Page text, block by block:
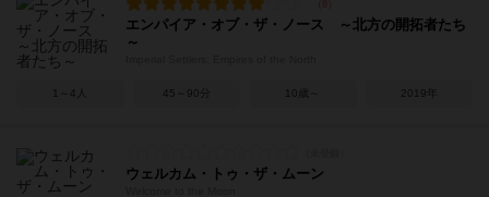
エンパイア・オブ・ザ・ノース ～北方の開拓者たち
～
1～4人 45～90分 10歳～ 2019年
ウェルカム・トゥ・ザ・ムーン